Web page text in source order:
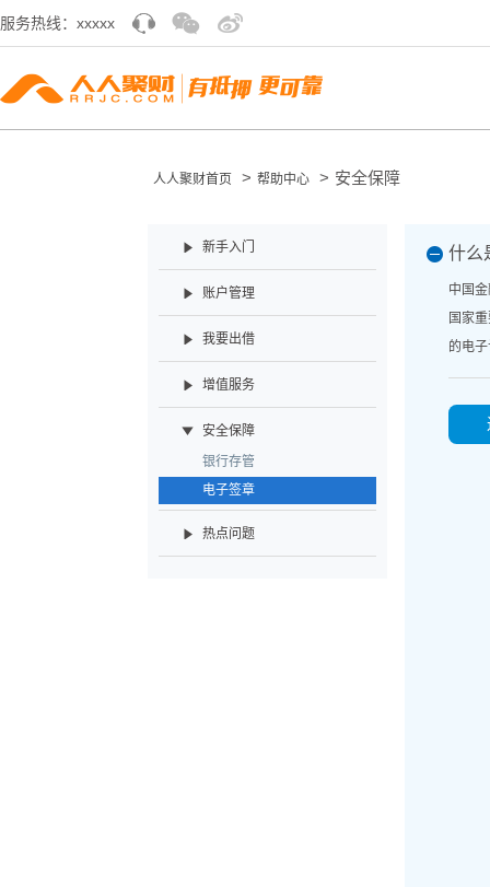
服务热线：xxxxx
人人聚财首页 > 帮助中心 > 安全保障
新手入门
账户管理
我要出借
增值服务
安全保障
银行存管
电子签章
热点问题
什么
中国
国家
的电